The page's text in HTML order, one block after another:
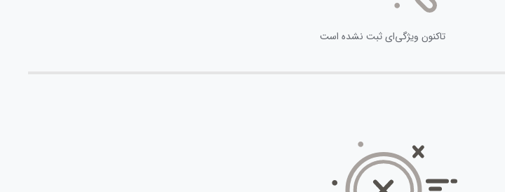
تاکنون ویژگی‌ای ثبت نشده است